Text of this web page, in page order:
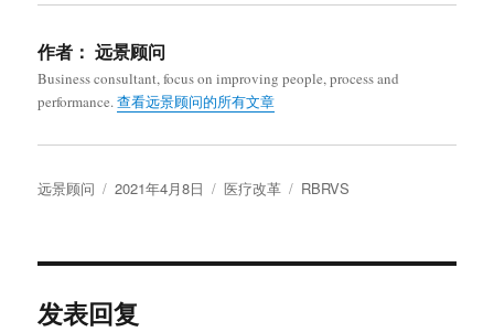
作者： 远景顾问
Business consultant, focus on improving people, process and
performance.查看远景顾问的所有文章
作
远景顾问
发
2021年4月8日
分
医疗改革
标
RBRVS
发表回复